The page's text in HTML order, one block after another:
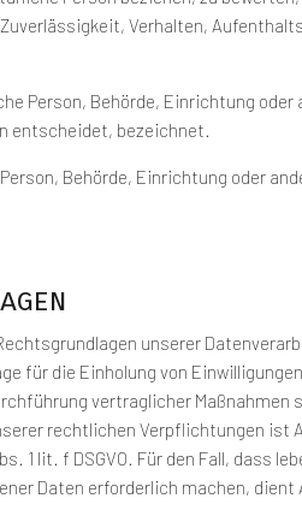
Verhalten,
Person, Behörde, Einrichtung
entscheidet, bezeichnet.
Behörde, Einrichtung oder
unserer
für die Einholung von
vertraglicher Maßnahmen
rechtlichen Verpflichtungen ist
1 lit. f DSGVO. Für den Fall, dass
Daten erforderlich machen, dient